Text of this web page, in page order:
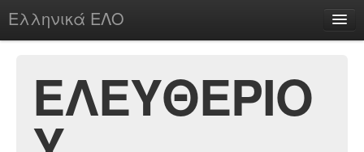
Ελληνικά ΕΛΟ
chesstu.be @ discord
ΕΛΕΥΘΕΡΙΟ